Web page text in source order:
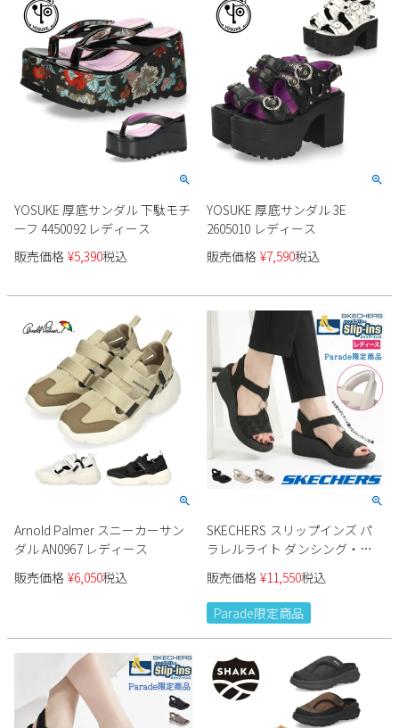
YOSUKE 厚底サンダル 下駄モチ
ーフ 4450092 レディース
販売価格 ¥5,390税込
YOSUKE 厚底サンダル 3E
2605010 レディース
販売価格 ¥7,590税込
Arnold Palmer スニーカーサン
ダル AN0967 レディース
販売価格 ¥6,050税込
SKECHERS スリップインズ パ
ラレルライト ダンシング・ア
ウェイ2 163366 レディース
Parade限定商品
販売価格 ¥11,550税込
Parade限定商品